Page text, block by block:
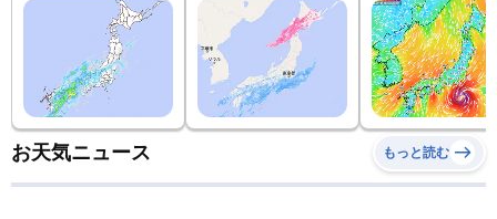
お天気ニュース もっと読む